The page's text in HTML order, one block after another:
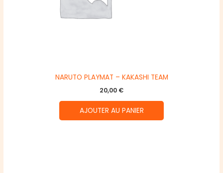
NARUTO PLAYMAT – KAKASHI TEAM
20,00 €
AJOUTER AU PANIER